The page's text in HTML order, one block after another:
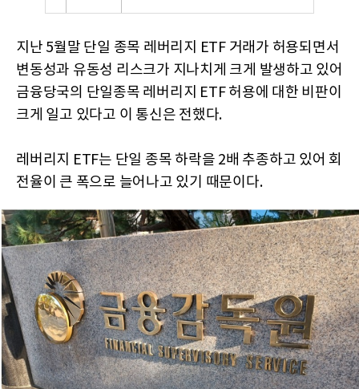
지난 5월말 단일 종목 레버리지 ETF 거래가 허용되면서
변동성과 유동성 리스크가 지나치게 크게 발생하고 있어
금융당국의 단일종목 레버리지 ETF 허용에 대한 비판이
크게 일고 있다고 이 통신은 전했다.
레버리지 ETF는 단일 종목 하락을 2배 추종하고 있어 회
전율이 큰 폭으로 늘어나고 있기 때문이다.